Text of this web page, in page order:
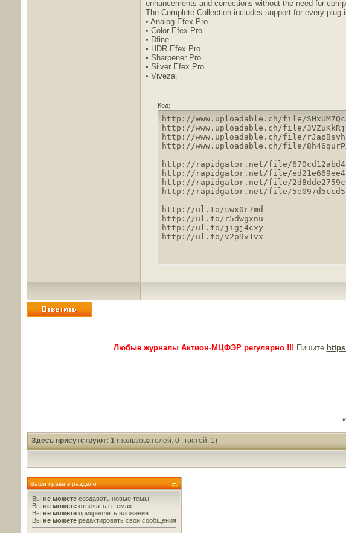
enhancements and corrections without the need for
The Complete Collection includes support for every
• Analog Efex Pro
• Color Efex Pro
• Dfine
• HDR Efex Pro
• Sharpener Pro
• Silver Efex Pro
• Viveza.
Код:
http://www.uploadable.ch/file/
http://www.uploadable.ch/file/
http://www.uploadable.ch/file/
http://www.uploadable.ch/file/
http://rapidgator.net/file/
http://rapidgator.net/file/
http://rapidgator.net/file/
http://rapidgator.net/file/
http://ul.to/swx0r7md
http://ul.to/r5dwgxnu
http://ul.to/jigj4cxy
http://ul.to/v2p9v1vx
Любые журналы Актион-МЦФЭР регулярно !!! Пишите
«
Здесь присутствуют: 1 (пользователей: 0 , гостей: 1)
Ваши права в разделе
Вы не можете создавать новые темы
Вы не можете отвечать в темах
Вы не можете прикреплять вложения
Вы не можете редактировать свои сообщения